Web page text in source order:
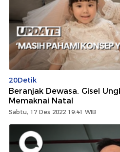
20Detik
Beranjak Dewasa, Gisel
Memaknai Natal
Sabtu, 17 Des 2022 19:41 WIB